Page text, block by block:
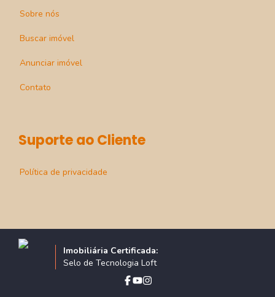
Sobre nós
Buscar imóvel
Anunciar imóvel
Contato
Suporte ao Cliente
Política de privacidade
Imobiliária Certificada:
Selo de Tecnologia Loft